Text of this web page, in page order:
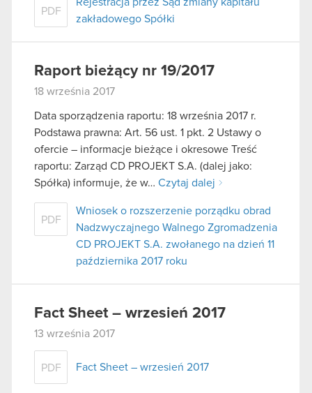
PDF
zakładowego Spółki
Raport bieżący nr 19/2017
18 września 2017
Data sporządzenia raportu: 18 września 2017 r.
Podstawa prawna: Art. 56 ust. 1 pkt. 2 Ustawy o
ofercie – informacje bieżące i okresowe Treść
raportu: Zarząd CD PROJEKT S.A. (dalej jako:
Spółka) informuje, że w… Czytaj dalej
PDF
Wniosek o rozszerzenie porządku obrad
Nadzwyczajnego Walnego Zgromadzenia
CD PROJEKT S.A. zwołanego na dzień 11
października 2017 roku
Fact Sheet – wrzesień 2017
13 września 2017
PDF Fact Sheet – wrzesień 2017